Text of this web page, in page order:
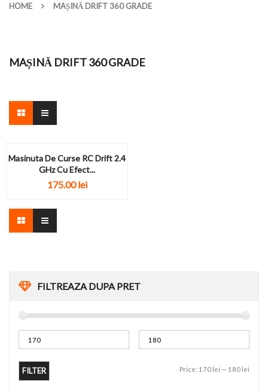
HOME MAȘINĂ DRIFT 360 GRADE
FILTREAZA DUPA PRET
FILTER Price: 170 lei — 180 lei
MAȘINĂ DRIFT 360 GRADE
Masinuta De Curse RC Drift 2.4
GHz Cu Efect...
175.00lei